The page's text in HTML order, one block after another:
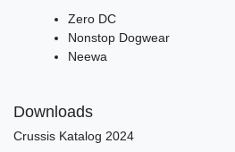
Zero DC
Nonstop Dogwear
Neewa
Downloads
Crussis Katalog 2024